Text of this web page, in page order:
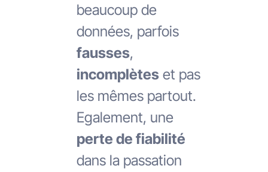
beaucoup de
données, parfois
fausses,
incomplètes et pas
les mêmes partout.
Egalement, une
perte de fiabilité
dans la passation